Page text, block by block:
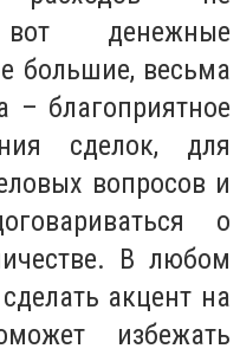
денежные
большие, весьма
– благоприятное
сделок, для
вопросов и
о
В любом
акцент на
избежать